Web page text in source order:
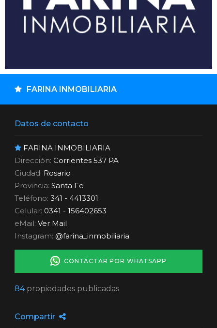
FARINA INMOBILIARIA
Datos de contacto
FARINA INMOBILIARIA
Dirección: Corrientes 537 PA
Ciudad: Rosario
Provincia: Santa Fe
Teléfono: 341 - 4413301
Celular: 0341 - 156402653
eMail: Ver Mail
Instagram: @farina_inmobiliaria
CONTACTAR POR WHATSAPP
84propiedades publicadas
Compartir